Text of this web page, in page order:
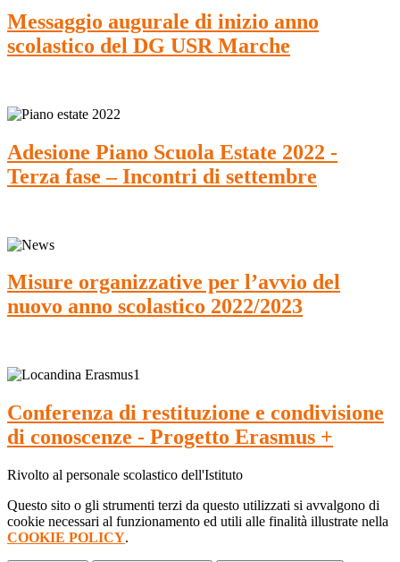
Messaggio augurale di inizio anno
scolastico del DG USR Marche
Adesione Piano Scuola Estate 2022 -
Terza fase – Incontri di settembre
Misure organizzative per l’avvio del
nuovo anno scolastico 2022/2023
Conferenza di restituzione e condivisione
di conoscenze - Progetto Erasmus +
Rivolto al personale scolastico dell'Istituto
Questo sito o gli strumenti terzi da questo utilizzati si avvalgono di
cookie necessari al funzionamento ed utili alle finalità illustrate nella
COOKIE POLICY.